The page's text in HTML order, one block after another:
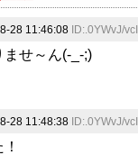
28 11:46:08 ID:.0YWvJ/vcI
せ～ん(-_-;)
28 11:48:38 ID:.0YWvJ/vcI